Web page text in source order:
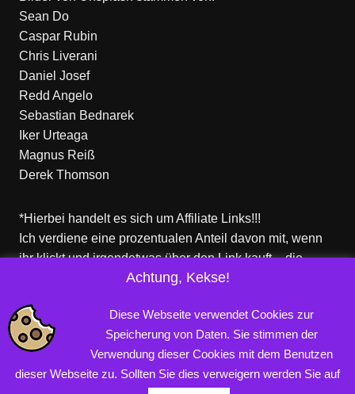
Sean Do
Caspar Rubin
Chris Liverani
Daniel Josef
Redd Angelo
Sebastian Bednarek
Iker Urteaga
Magnus Reiß
Derek Thomson
*Hierbei handelt es sich um Affiliate Links!!!
Ich verdiene eine prozentualen Anteil davon mit, wenn
ihr klickt und irgendetwas über den Link kauft – die
Produkte dort sind aber nicht von mir!
Copyright © 2026 PROFINERD.DE. Alle Rechte vorbehalten.
Achtung, Kekse!
Diese Webseite verwendet Cookies zur
Speicherung von Daten. Sie stimmen der
Verwendung dieser Cookies mit dem Benutzen
dieser Webseite zu. Sollten Sie dies verweigern werden Sie auf